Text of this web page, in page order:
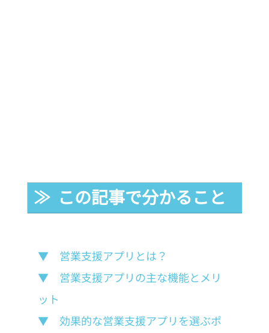
≫  この記事で分かること
▼　営業支援アプリとは？
▼　営業支援アプリの主な機能とメリ
ット
▼　効果的な営業支援アプリを選ぶポ